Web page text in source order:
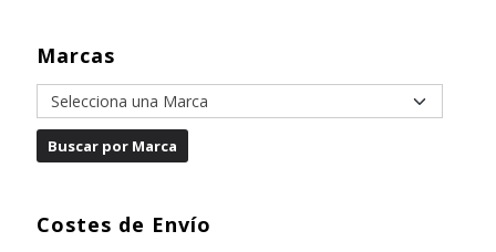
Marcas
Costes de Envío